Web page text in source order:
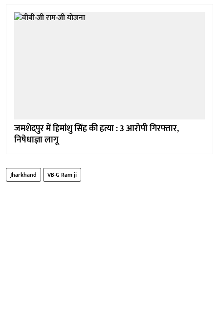
जमशेदपुर में हिमांशु सिंह की हत्या : 3 आरोपी गिरफ्तार,
निषेधाज्ञा लागू
Jharkhand VB-G Ram ji